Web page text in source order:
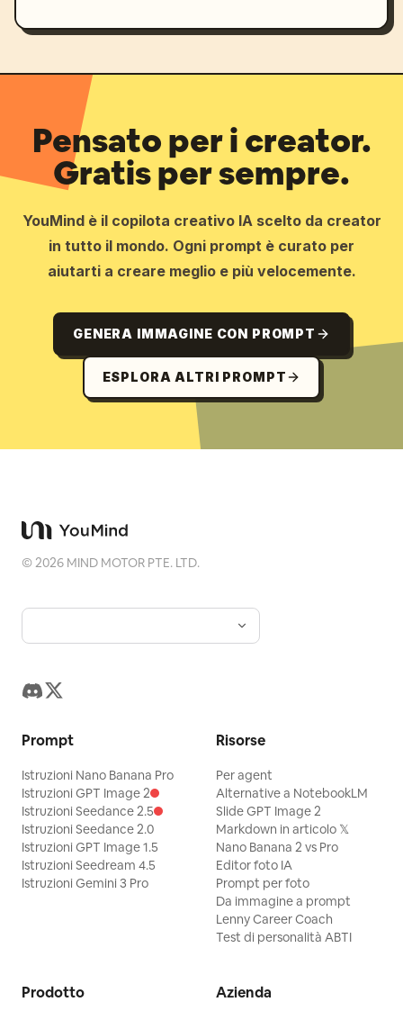
Pensato per i creator.
Gratis per sempre.
YouMind è il copilota creativo IA scelto da creator
in tutto il mondo. Ogni prompt è curato per
aiutarti a creare meglio e più velocemente.
GENERA IMMAGINE CON PROMPT
ESPLORA ALTRI PROMPT
©2026 MIND MOTOR PTE. LTD.
Prompt
Istruzioni Nano Banana Pro
Istruzioni GPT Image 2
Istruzioni Seedance 2.5
Istruzioni Seedance 2.0
Istruzioni GPT Image 1.5
Istruzioni Seedream 4.5
Istruzioni Gemini 3 Pro
Risorse
Per agent
Alternative a NotebookLM
Slide GPT Image 2
Markdown in articolo 𝕏
Nano Banana 2 vs Pro
Editor foto IA
Prompt per foto
Da immagine a prompt
Lenny Career Coach
Test di personalità ABTI
Prodotto Azienda